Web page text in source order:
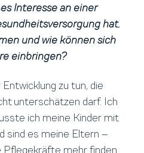
Interesse an einer
hat.
und wie können sich
einbringen?
zu tun, die
unterschätzen darf. Ich
ich meine Kinder mit
sind es meine Eltern –